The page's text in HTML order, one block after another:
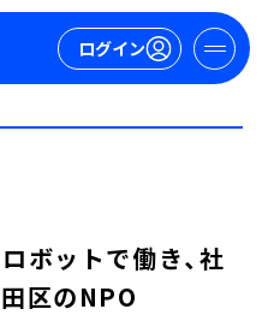
ログイン
ボットで働き、社
区のNPO